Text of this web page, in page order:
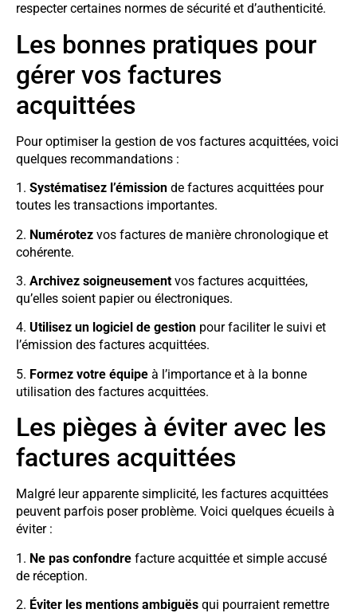
respecter certaines normes de sécurité et d’authenticité.
Les bonnes pratiques pour
gérer vos factures
acquittées
Pour optimiser la gestion de vos factures acquittées, voici
quelques recommandations :
1. Systématisez l’émission de factures acquittées pour
toutes les transactions importantes.
2. Numérotez vos factures de manière chronologique et
cohérente.
3. Archivez soigneusement vos factures acquittées,
qu’elles soient papier ou électroniques.
4. Utilisez un logiciel de gestion pour faciliter le suivi et
l’émission des factures acquittées.
5. Formez votre équipe à l’importance et à la bonne
utilisation des factures acquittées.
Les pièges à éviter avec les
factures acquittées
Malgré leur apparente simplicité, les factures acquittées
peuvent parfois poser problème. Voici quelques écueils à
éviter :
1. Ne pas confondre facture acquittée et simple accusé
de réception.
2. Éviter les mentions ambiguës qui pourraient remettre